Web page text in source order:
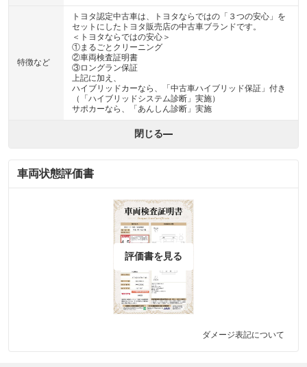
特徴など
トヨタ認定中古車は、トヨタならではの「３つの安心」を
セットにしたトヨタ販売店の中古車ブランドです。
＜トヨタならではの安心＞
①まるごとクリーニング
②車両検査証明書
③ロングラン保証
上記に加え、
ハイブリッドカーなら、「中古車ハイブリッド保証」付き
（「ハイブリッドシステム診断」実施）
サポカーなら、「あんしん診断」実施
閉じる
車両状態評価書
評価書を見る
ダメージ表記について